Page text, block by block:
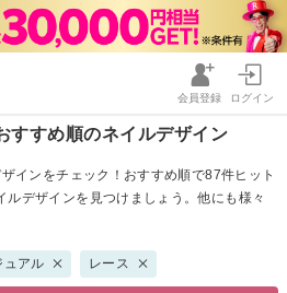
会員登録 ログイン
すすめ順のネイルデザイン
インをチェック！おすすめ順で87件ヒット
ルデザインを見つけましょう。他にも様々
ュアル レース